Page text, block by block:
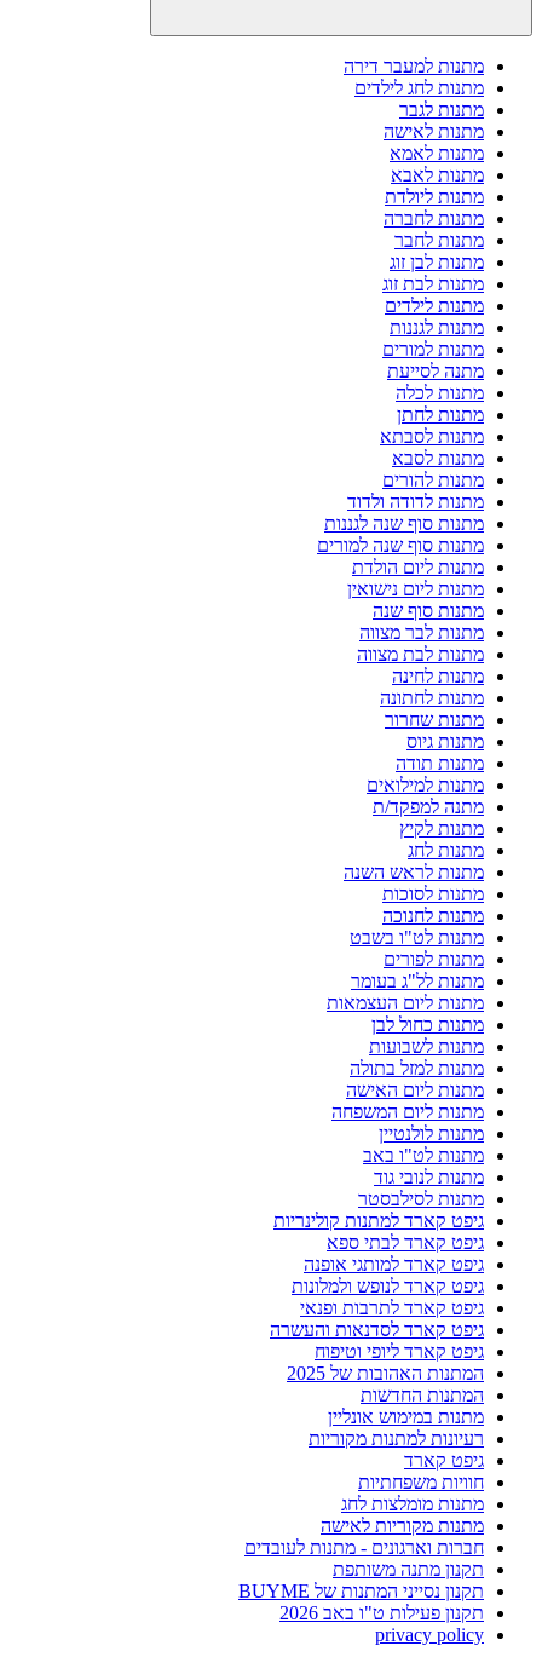
מתנות למעבר דירה
מתנות לחג לילדים
מתנות לגבר
מתנות לאישה
מתנות לאמא
מתנות לאבא
מתנות ליולדת
מתנות לחברה
מתנות לחבר
מתנות לבן זוג
מתנות לבת זוג
מתנות לילדים
מתנות לגננות
מתנות למורים
מתנה לסייעת
מתנות לכלה
מתנות לחתן
מתנות לסבתא
מתנות לסבא
מתנות להורים
מתנות לדודה ולדוד
מתנות סוף שנה לגננות
מתנות סוף שנה למורים
מתנות ליום הולדת
מתנות ליום נישואין
מתנות סוף שנה
מתנות לבר מצווה
מתנות לבת מצווה
מתנות לחינה
מתנות לחתונה
מתנות שחרור
מתנות גיוס
מתנות תודה
מתנות למילואים
מתנה למפקד/ת
מתנות לקיץ
מתנות לחג
מתנות לראש השנה
מתנות לסוכות
מתנות לחנוכה
מתנות לט"ו בשבט
מתנות לפורים
מתנות לל"ג בעומר
מתנות ליום העצמאות
מתנות כחול לבן
מתנות לשבועות
מתנות למזל בתולה
מתנות ליום האישה
מתנות ליום המשפחה
מתנות לולנטיין
מתנות לט"ו באב
מתנות לנובי גוד
מתנות לסילבסטר
גיפט קארד למתנות קולינריות
גיפט קארד לבתי ספא
גיפט קארד למותגי אופנה
גיפט קארד לנופש ולמלונות
גיפט קארד לתרבות ופנאי
גיפט קארד לסדנאות והעשרה
גיפט קארד ליופי וטיפוח
המתנות האהובות של 2025
המתנות החדשות
מתנות במימוש אונליין
רעיונות למתנות מקוריות
גיפט קארד
חוויות משפחתיות
מתנות מומלצות לחג
מתנות מקוריות לאישה
חברות וארגונים - מתנות לעובדים
תקנון מתנה משותפת
תקנון נסייני המתנות של BUYME
תקנון פעילות ט"ו באב 2026
privacy policy